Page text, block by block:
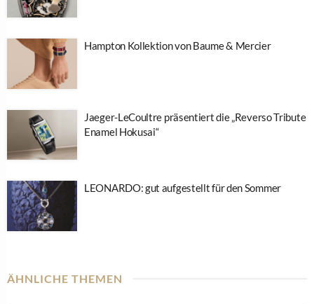
Hampton Kollektion von Baume & Mercier
Jaeger-LeCoultre präsentiert die „Reverso Tribute
Enamel Hokusai“
LEONARDO: gut aufgestellt für den Sommer
ÄHNLICHE THEMEN